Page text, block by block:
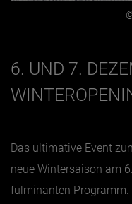
6. UND 7.
Das ultimative Event
neue Wintersaison am
fulminanten Programm.